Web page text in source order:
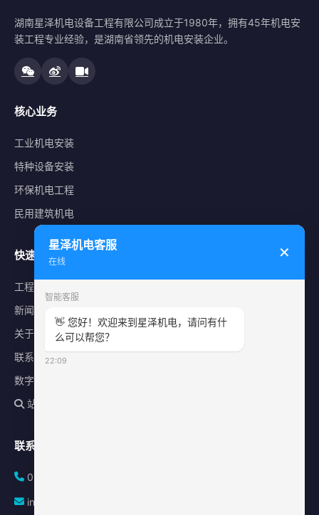
湖南星泽机电设备工程有限公司成立于1980年，拥有45年机电安
装工程专业经验，是湖南省领先的机电安装企业。
核心业务
工业机电安装
特种设备安装
环保机电工程
民用建筑机电
快速导航
工程案例
新闻中心
关于星泽
联系我们
数字化平台
站内搜索
联系方式
0731-84010225
info@sonz.cn
星泽机电客服
在线
✕
智能客服
👋 您好！欢迎来到星泽机电，请问有什
么可以帮您？
22:09